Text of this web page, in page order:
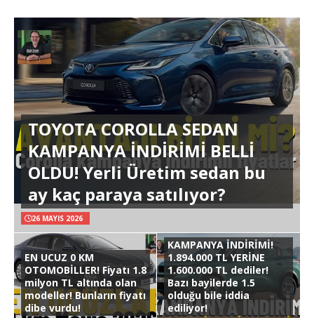
TOYOTA COROLLA SEDAN
KAMPANYA İNDİRİMİ BELLİ
OLDU! Yerli Üretim sedan bu
ay kaç paraya satılıyor?
26 MAYIS 2026
EN UCUZ 0 KM
OTOMOBİLLER! Fiyatı 1.8
milyon TL altında olan
modeller! Bunların fiyatı
dibe vurdu!
KAMPANYA İNDİRİMİ!
1.894.000 TL YERİNE
1.600.000 TL dediler!
Bazı bayilerde 1.5
olduğu bile iddia
ediliyor!